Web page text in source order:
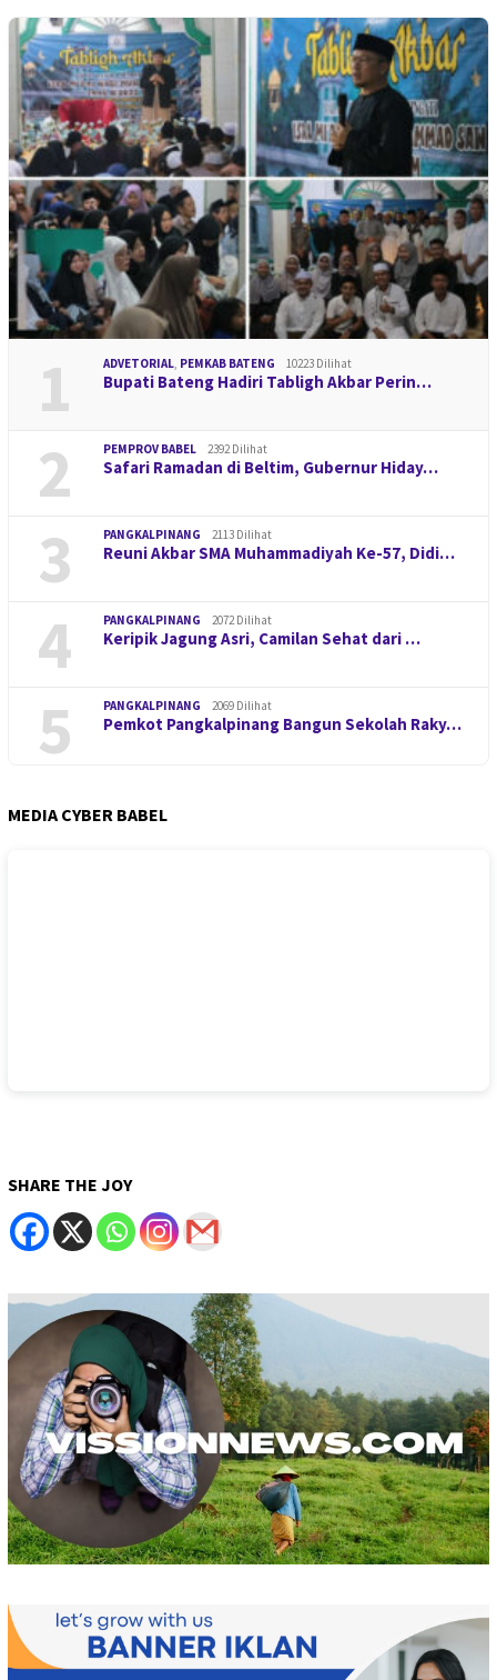
1 ADVETORIAL, PEMKAB BATENG 10223 Dilihat
Bupati Bateng Hadiri Tabligh Akbar Perin…
2 PEMPROV BABEL 2392 Dilihat
Safari Ramadan di Beltim, Gubernur Hiday…
3 PANGKALPINANG 2113 Dilihat
Reuni Akbar SMA Muhammadiyah Ke-57, Didi…
4 PANGKALPINANG 2072 Dilihat
Keripik Jagung Asri, Camilan Sehat dari …
5 PANGKALPINANG 2069 Dilihat
Pemkot Pangkalpinang Bangun Sekolah Raky…
MEDIA CYBER BABEL
SHARE THE JOY